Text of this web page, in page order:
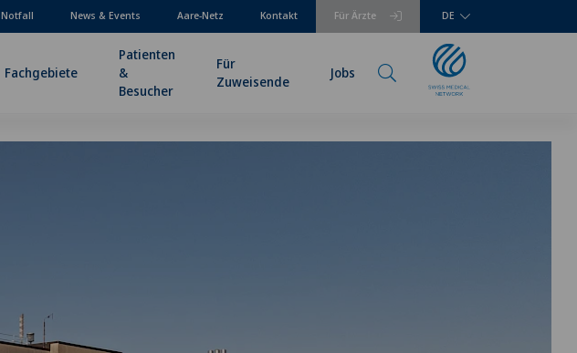
Für Ärzte
Notfall News & Events Aare-Netz Kontakt DE
Fachgebiete
Patienten
&
Besucher
Für
Zuweisende
Jobs